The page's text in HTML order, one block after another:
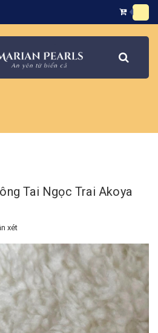
Tai Ngọc Trai Akoya
xét